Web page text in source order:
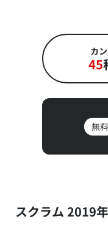
カ
45
無料
スクラム 2019